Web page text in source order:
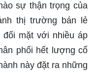
sự thận trọng của
thị trường bán lẻ
đối mặt với nhiều áp
phối hết lượng cổ
này đặt ra những